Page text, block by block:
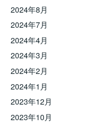
2024年8月
2024年7月
2024年4月
2024年3月
2024年2月
2024年1月
2023年12月
2023年10月